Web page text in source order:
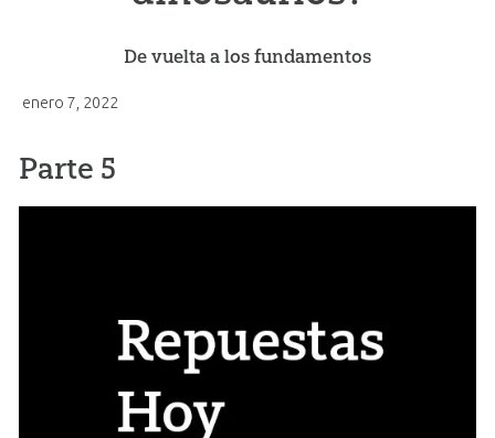
De vuelta a los fundamentos
enero 7, 2022
Parte 5